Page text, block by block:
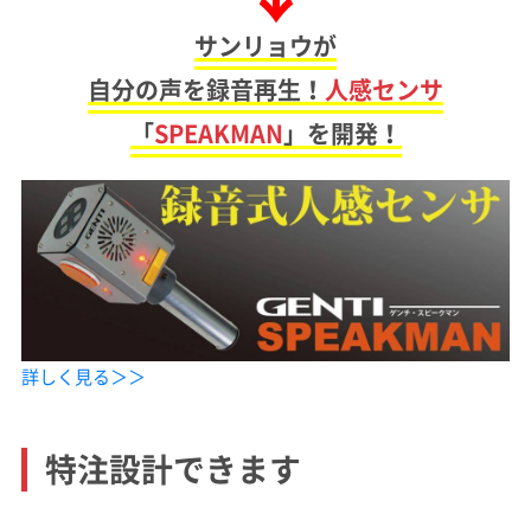
サンリョウが
自分の声を録音再生！ 人感センサ
「 SPEAKMAN 」を開発！
詳しく見る＞＞
特注設計できます